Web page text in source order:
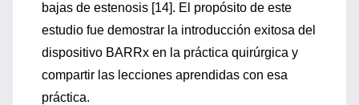
bajas de estenosis [14]. El propósito de este
estudio fue demostrar la introducción exitosa del
dispositivo BARRx en la práctica quirúrgica y
compartir las lecciones aprendidas con esa
práctica.